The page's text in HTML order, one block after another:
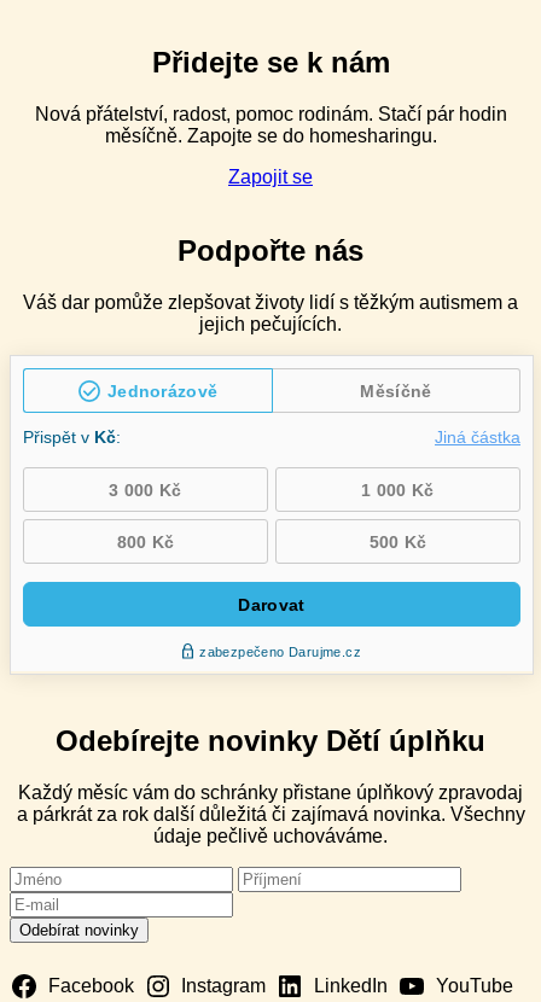
speciální
v ZŠ
speciálních
Přidejte se k nám
Nová přátelství, radost, pomoc rodinám. Stačí pár hodin
měsíčně. Zapojte se do homesharingu.
Zapojit se
Podpořte nás
Váš dar pomůže zlepšovat životy lidí s těžkým autismem a
jejich pečujících.
Odebírejte novinky Dětí úplňku
Každý měsíc vám do schránky přistane úplňkový zpravodaj
a párkrát za rok další důležitá či zajímavá novinka. Všechny
údaje pečlivě uchováváme.
Facebook Instagram LinkedIn YouTube